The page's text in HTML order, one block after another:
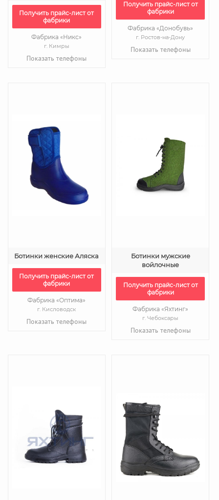
Получить прайс-лист от
фабрики
Фабрика «Никс»
г. Кимры
Показать телефоны
Получить прайс-лист от
фабрики
Фабрика «Донобувь»
г. Ростов-на-Дону
Показать телефоны
Ботинки женские Аляска
Получить прайс-лист от
фабрики
Фабрика «Оптима»
г. Кисловодск
Показать телефоны
Ботинки мужские
войлочные
Получить прайс-лист от
фабрики
Фабрика «Яхтинг»
г. Чебоксары
Показать телефоны